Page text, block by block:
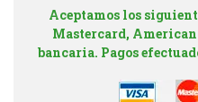
Aceptamos los
Mastercard,
bancaria. Pagos